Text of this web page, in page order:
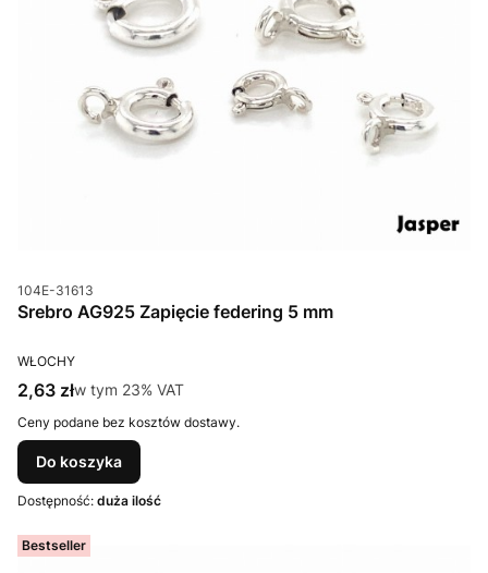
Kod produktu
104E-31613
Srebro AG925 Zapięcie federing 5 mm
PRODUCENT
WŁOCHY
Cena brutto
2,63 złw tym %s VAT
w tym 23% VAT
Ceny podane bez kosztów dostawy.
Do koszyka
Dostępność: duża ilość
Bestseller